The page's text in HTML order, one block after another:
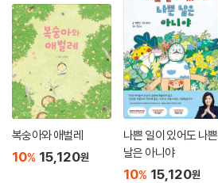
복숭아와 애벌레
10% 15,120원
나쁜 일이 있어도 나쁜
날은 아니야
10% 15,120원